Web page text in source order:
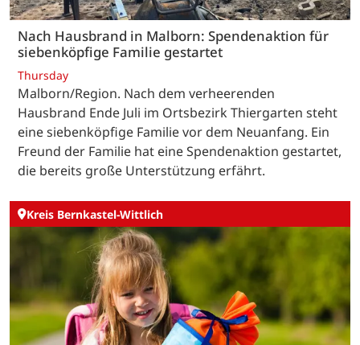
Nach Hausbrand in Malborn: Spendenaktion für
siebenköpfige Familie gestartet
Thursday
Malborn/Region. Nach dem verheerenden
Hausbrand Ende Juli im Ortsbezirk Thiergarten steht
eine siebenköpfige Familie vor dem Neuanfang. Ein
Freund der Familie hat eine Spendenaktion gestartet,
die bereits große Unterstützung erfährt.
Kreis Bernkastel-Wittlich